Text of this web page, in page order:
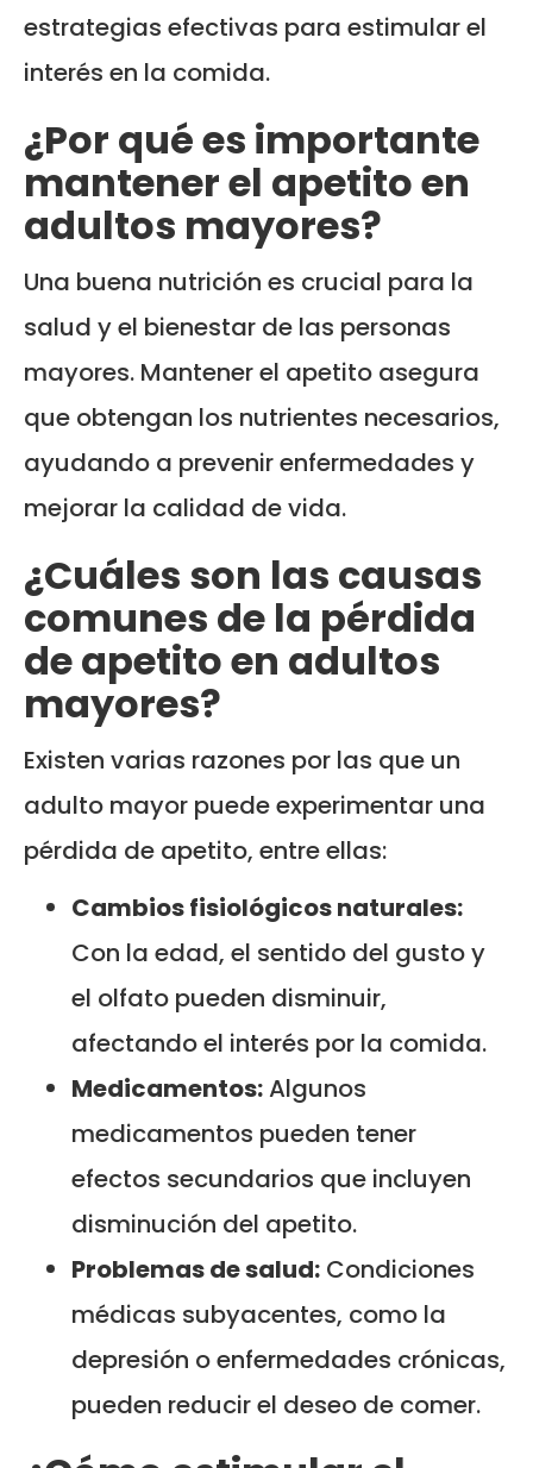
estrategias efectivas para estimular el
interés en la comida.
¿Por qué es importante
mantener el apetito en
adultos mayores?
Una buena nutrición es crucial para la
salud y el bienestar de las personas
mayores. Mantener el apetito asegura
que obtengan los nutrientes necesarios,
ayudando a prevenir enfermedades y
mejorar la calidad de vida.
¿Cuáles son las causas
comunes de la pérdida
de apetito en adultos
mayores?
Existen varias razones por las que un
adulto mayor puede experimentar una
pérdida de apetito, entre ellas:
Cambios fisiológicos naturales:
Con la edad, el sentido del gusto y
el olfato pueden disminuir,
afectando el interés por la comida.
Medicamentos:Algunos
medicamentos pueden tener
efectos secundarios que incluyen
disminución del apetito.
Problemas de salud: Condiciones
médicas subyacentes, como la
depresión o enfermedades crónicas,
pueden reducir el deseo de comer.